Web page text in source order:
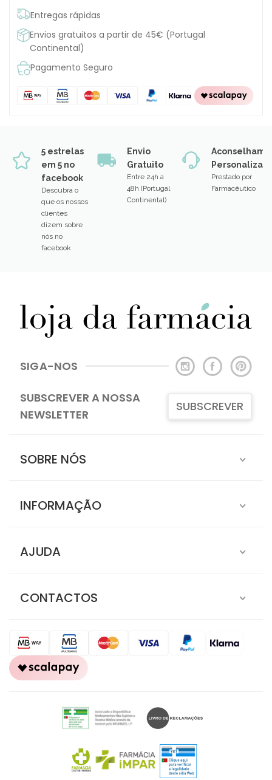
Entregas rápidas
Envios gratuitos a partir de 45€ (Portugal
Continental)
Pagamento Seguro
5 estrelas
em 5 no
facebook
Descubra o
que os nossos
clientes
dizem sobre
nós no
facebook
Envio
Gratuito
Entre 24h a
48h (Portugal
Continental)
Prestado por
Farmacêutico
SIGA-NOS
SUBSCREVER A NOSSA
NEWSLETTER
SUBSCREVER
SOBRE NÓS
INFORMAÇÃO
AJUDA
CONTACTOS